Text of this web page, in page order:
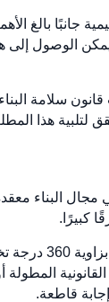
الوصول إلى هذه
لتلبية هذا
مجال البناء
كبيرًا.
إن تقنية